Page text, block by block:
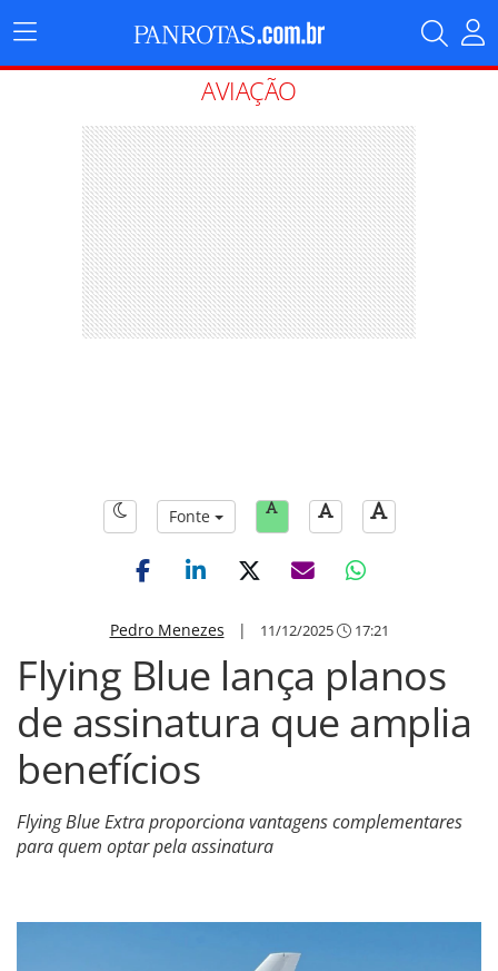
Menu
Principal
AVIAÇÃO
Fonte
Pedro Menezes | 11/12/2025 17:21
Flying Blue lança planos
de assinatura que amplia
benefícios
Flying Blue Extra proporciona vantagens complementares
para quem optar pela assinatura